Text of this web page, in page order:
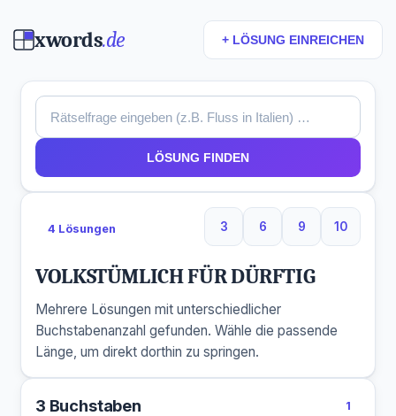
xwords.de + LÖSUNG EINREICHEN
LÖSUNG FINDEN
4 Lösungen 3
3 Buchstaben
6
6 Buchstaben
9
9 Buchstaben
10
10
VOLKSTÜMLICH FÜR DÜRFTIG
Mehrere Lösungen mit unterschiedlicher
Buchstabenanzahl gefunden. Wähle die passende
Länge, um direkt dorthin zu springen.
3 Buchstaben 1